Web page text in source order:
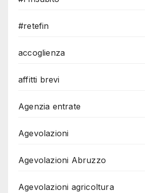
#retefin
accoglienza
affitti brevi
Agenzia entrate
Agevolazioni
Agevolazioni Abruzzo
Agevolazioni agricoltura